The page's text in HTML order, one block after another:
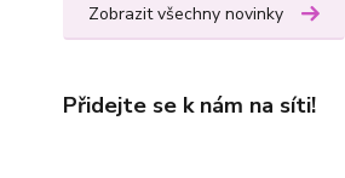
Zobrazit všechny novinky
Přidejte se k nám na síti!